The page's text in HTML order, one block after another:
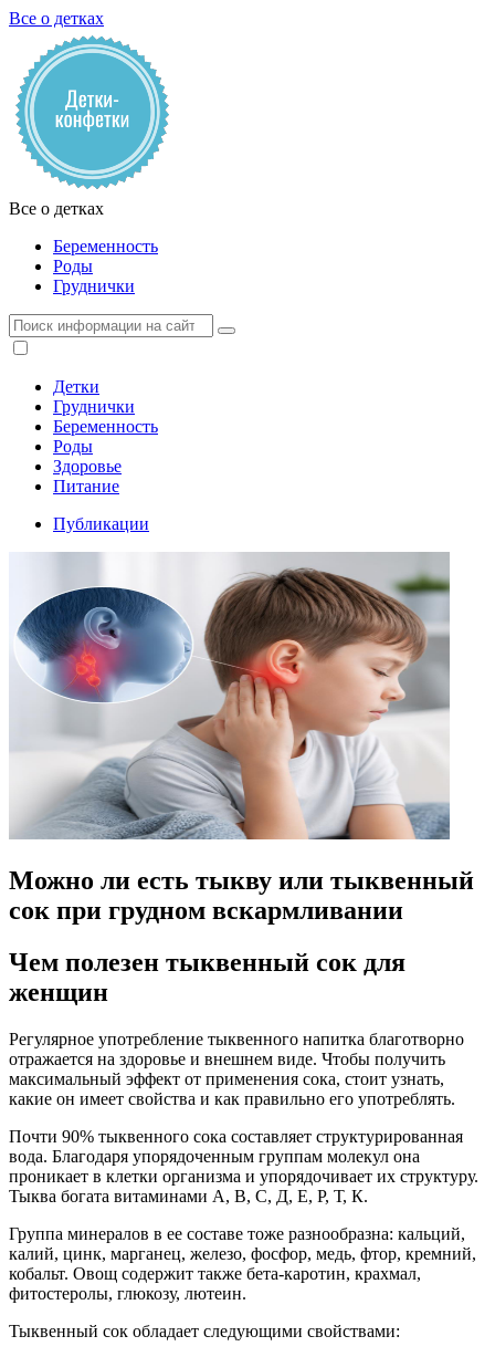
Все о детках
Все о детках
Беременность
Роды
Груднички
Детки
Груднички
Беременность
Роды
Здоровье
Питание
Публикации
Можно ли есть тыкву или тыквенный
сок при грудном вскармливании
Чем полезен тыквенный сок для
женщин
Регулярное употребление тыквенного напитка благотворно
отражается на здоровье и внешнем виде. Чтобы получить
максимальный эффект от применения сока, стоит узнать,
какие он имеет свойства и как правильно его употреблять.
Почти 90% тыквенного сока составляет структурированная
вода. Благодаря упорядоченным группам молекул она
проникает в клетки организма и упорядочивает их структуру.
Тыква богата витаминами А, В, С, Д, Е, Р, Т, К.
Группа минералов в ее составе тоже разнообразна: кальций,
калий, цинк, марганец, железо, фосфор, медь, фтор, кремний,
кобальт. Овощ содержит также бета-каротин, крахмал,
фитостеролы, глюкозу, лютеин.
Тыквенный сок обладает следующими свойствами: